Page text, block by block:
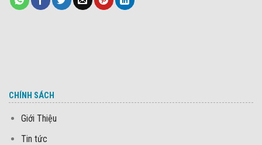
CHÍNH SÁCH
Giới Thiệu
Tin tức